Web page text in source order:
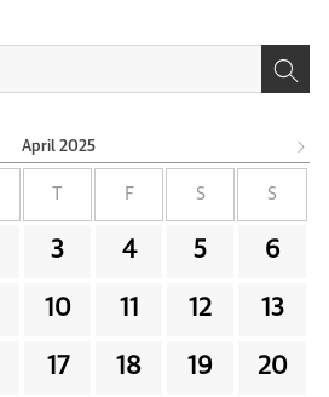
April 2025
F S S
3 4 5 6
10 11 12 13
17 18 19 20